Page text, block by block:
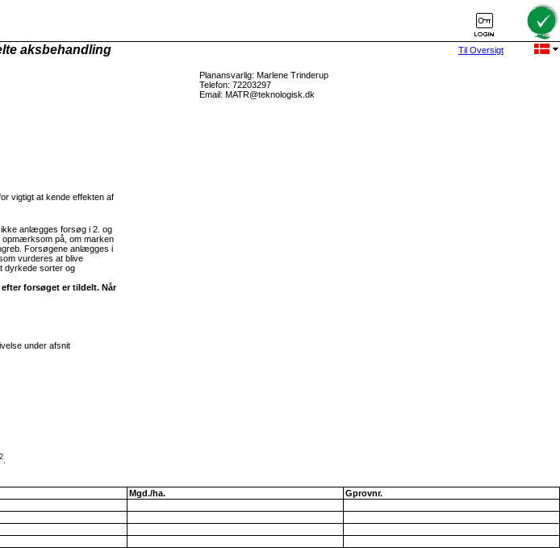
aksbehandling Til Oversigt
Planansvarlig: Marlene Trinderup
Telefon: 72203297
Email: MATR@teknologisk.dk
vigtigt at kende effekten af
anlægges forsøg i 2. og
opmærksom på, om marken
Forsøgene anlægges i
vurderes at blive
dyrkede sorter og
forsøget er tildelt. Når
under afsnit
2
Mgd./ha.
Gprovnr.